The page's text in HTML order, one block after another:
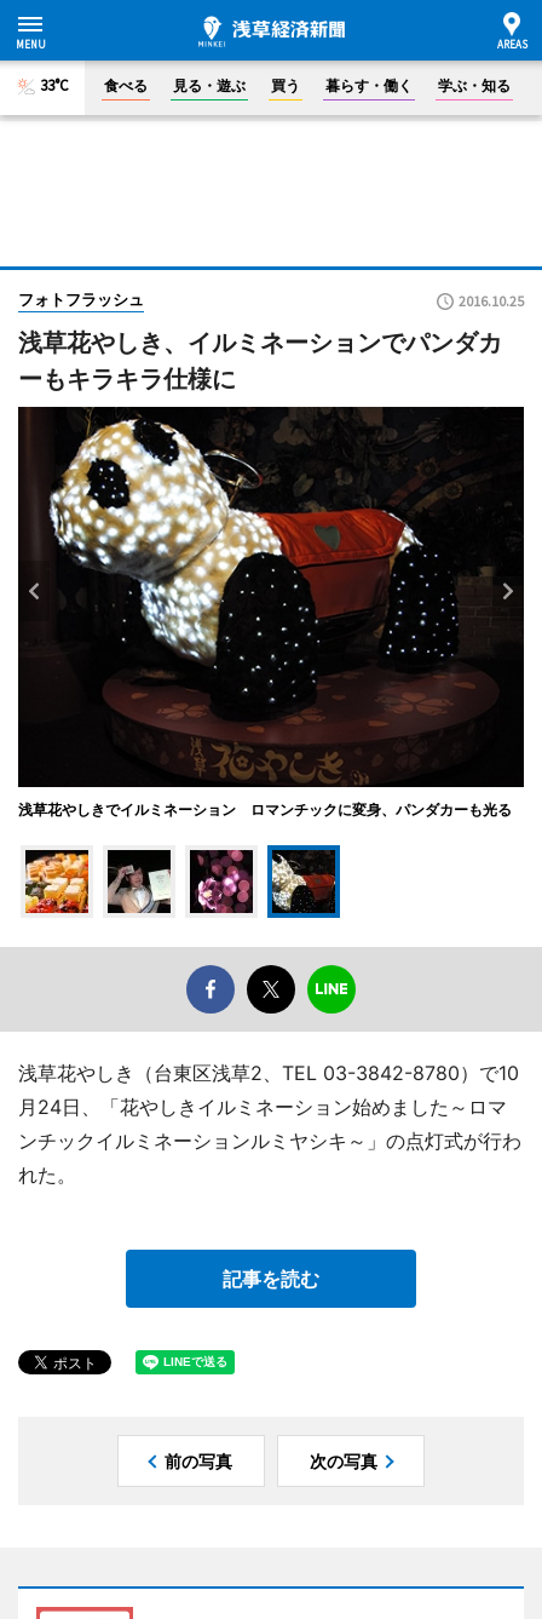
33°C 食べる 見る・遊ぶ 買う 暮らす・働く 学ぶ・知る
フォトフラッシュ 2016.10.25
浅草花やしき、イルミネーションでパンダカ
ーもキラキラ仕様に
浅草花やしきでイルミネーション ロマンチックに変身、パンダカーも光る
浅草花やしき（台東区浅草2、TEL 03-3842-8780）で10
月24日、「花やしきイルミネーション始めました～ロマ
ンチックイルミネーションルミヤシキ～」の点灯式が行わ
れた。
記事を読む
前の写真 次の写真